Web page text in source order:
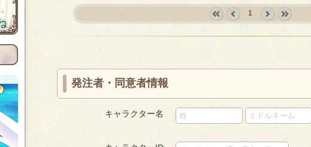
1
発注者・同意者情報
キャラクター名